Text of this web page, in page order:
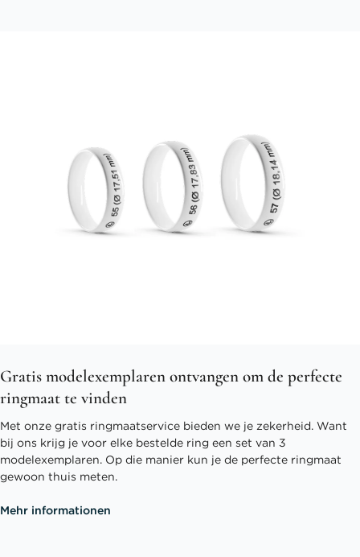
Gratis modelexemplaren ontvangen om de perfecte
ringmaat te vinden
Met onze gratis ringmaatservice bieden we je zekerheid. Want
bij ons krijg je voor elke bestelde ring een set van 3
modelexemplaren. Op die manier kun je de perfecte ringmaat
gewoon thuis meten.
Mehr informationen